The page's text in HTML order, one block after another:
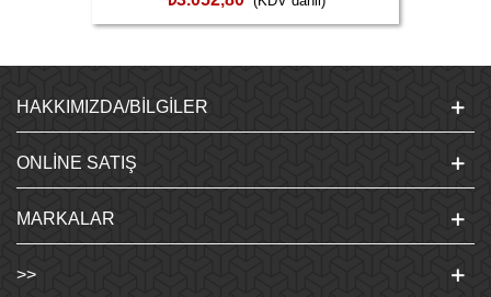
HAKKIMIZDA/BILGILER
ONLINE SATIŞ
MARKALAR
>>